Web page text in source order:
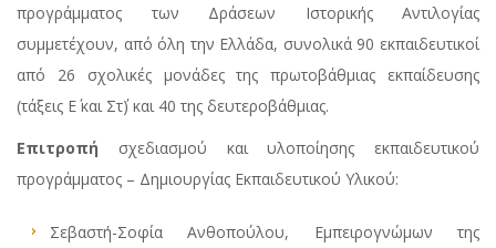
προγράμματος των Δράσεων Ιστορικής Αντιλογίας
συμμετέχουν, από όλη την Ελλάδα, συνολικά 90 εκπαιδευτικοί
από 26 σχολικές μονάδες της πρωτοβάθμιας εκπαίδευσης
(τάξεις Ε΄ και Στ΄) και 40 της δευτεροβάθμιας.
Επιτροπή σχεδιασμού και υλοποίησης εκπαιδευτικού
προγράμματος – Δημιουργίας Εκπαιδευτικού Υλικού:
Σεβαστή-Σοφία Ανθοπούλου, Εμπειρογνώμων της